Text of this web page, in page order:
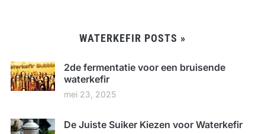
WATERKEFIR POSTS »
2de fermentatie voor een bruisende
waterkefir
mei 23, 2025
De Juiste Suiker Kiezen voor Waterkefir